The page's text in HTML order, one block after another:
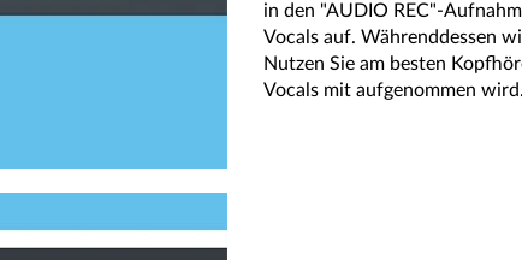
in den "AUDIO REC"-
Vocals auf. Währenddessen
Nutzen Sie am besten
Vocals mit aufgenommen wird.